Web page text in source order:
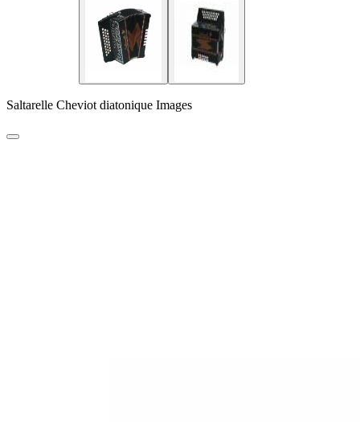
Saltarelle Cheviot diatonique Images